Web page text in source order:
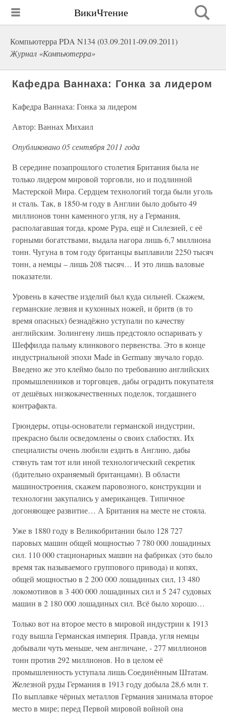
ВикиЧтение
Компьютерра PDA N134 (03.09.2011-09.09.2011)
Журнал «Компьютерра»
Кафедра Ваннаха: Гонка за лидером
Кафедра Ваннаха: Гонка за лидером
Автор: Ваннах Михаил
Опубликовано 05 сентября 2011 года
В середине позапрошлого столетия Британия была не
только лидером мировой торговли, но и подлинной
Мастерской Мира. Сердцем технологий тогда были уголь
и сталь. Так, в 1850-м году в Англии было добыто 49
миллионов тонн каменного угля, ну а Германия,
располагавшая тогда, кроме Рура, ещё и Силезией, с её
горными богатствами, выдала нагора лишь 6,7 миллиона
тонн. Чугуна в том году британцы выплавили 2250 тысяч
тонн, а немцы – лишь 208 тысяч… И это лишь валовые
показатели.
Уровень в качестве изделий был куда сильней. Скажем,
германские лезвия и кухонных ножей, и бритв (в то
время опасных) безнадёжно уступали по качеству
английским. Золингену лишь предстояло оспаривать у
Шеффилда пальму клинкового первенства. Это в конце
индустриальной эпохи Made in Germany звучало гордо.
Введено же это клеймо было по требованию английских
промышленников и торговцев, дабы оградить покупателя
от дешёвых низкокачественных поделок, тогдашнего
контрафакта.
Грюндеры, отцы-основатели германской индустрии,
прекрасно были осведомлены о своих слабостях. Их
специалисты очень любили ездить в Англию, дабы
стянуть там тот или иной технологический секретик
(бдительно охраняемый британцами). В области
машиностроения, скажем паровозного, конструкции и
технологии закупались у американцев. Типичное
догоняющее развитие… А Британия на месте не стояла.
Уже в 1880 году в Великобритании было 128 727
паровых машин общей мощностью 7 780 000 лошадиных
сил. 110 000 стационарных машин на фабриках (это было
время так называемого группового привода) и копях,
общей мощностью в 2 200 000 лошадиных сил, 13 480
локомотивов в 3 400 000 лошадиных сил и 5 247 судовых
машин в 2 180 000 лошадиных сил. Всё было хорошо…
Только вот на второе место в мировой индустрии к 1913
году вышла Германская империя. Правда, угля немцы
добывали чуть меньше, чем англичане, - 277 миллионов
тонн против 292 миллионов. Но в целом её
промышленность уступала лишь Соединённым Штатам.
Железной руды Германия в 1913 году добыла 28,6 млн т.
По выплавке чёрных металлов Германия занимала второе
место в мире; перед Первой мировой войной она